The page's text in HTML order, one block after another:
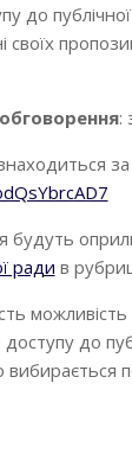
до
:
будуть
ради в
до
вибирається